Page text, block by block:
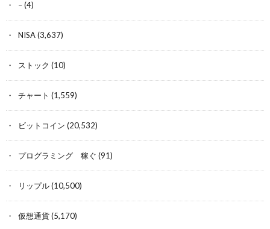
–(4)
NISA(3,637)
ストック (10)
チャート (1,559)
ビットコイン (20,532)
プログラミング 稼ぐ (91)
リップル(10,500)
仮想通貨(5,170)